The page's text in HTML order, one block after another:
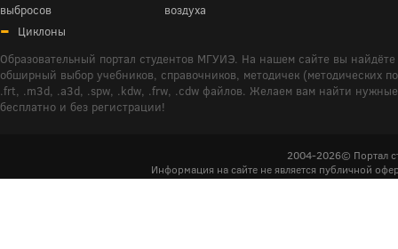
выбросов
воздуха
Циклоны
Образовательный портал студентов МГУИЭ. На нашем сайте вы
обширный выбор учебников, справочников, методичек (методических
.frt, .m3d, .a3d, .spw, .kdw, .frw, .cdw файлов. Желаем вам найти
бесплатно и без регистрации!
2004-2026© Портал
Информация на сайте не является публичной